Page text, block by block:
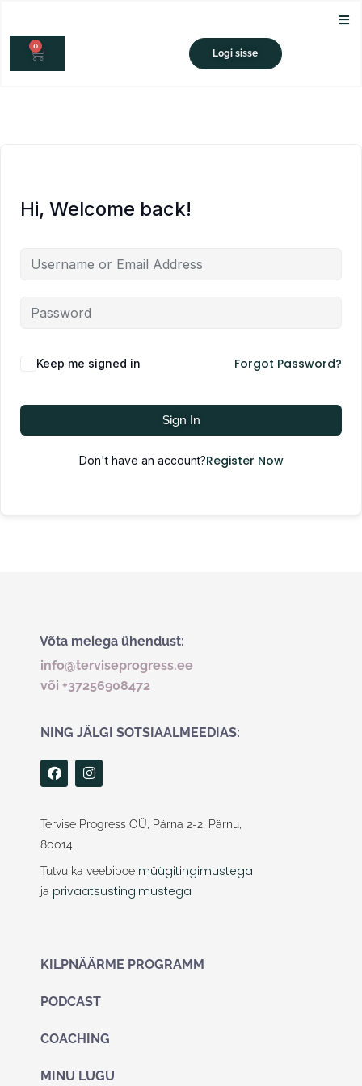
content
0
CART Logi sisse
Hi, Welcome back!
Keep me signed in Forgot Password?
Sign In
Don't have an account?Register Now
Võta meiega ühendust:
info@terviseprogress.ee
või +37256908472
NING JÄLGI SOTSIAALMEEDIAS:
F
a
c
b
o
o
I
n
s
a
g
m
Tervise Progress OÜ, Pärna 2-2, Pärnu,
80014
Tutvu ka veebipoe müügitingimustega
ja privaatsustingimustega
KILPNÄÄRME PROGRAMM
PODCAST
COACHING
MINU LUGU